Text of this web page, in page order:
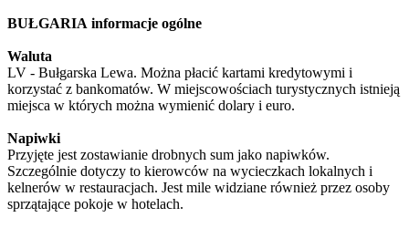
BUŁGARIA informacje ogólne
Waluta
LV - Bułgarska Lewa. Można płacić kartami kredytowymi i
korzystać z bankomatów. W miejscowościach turystycznych istnieją
miejsca w których można wymienić dolary i euro.
Napiwki
Przyjęte jest zostawianie drobnych sum jako napiwków.
Szczególnie dotyczy to kierowców na wycieczkach lokalnych i
kelnerów w restauracjach. Jest mile widziane również przez osoby
sprzątające pokoje w hotelach.